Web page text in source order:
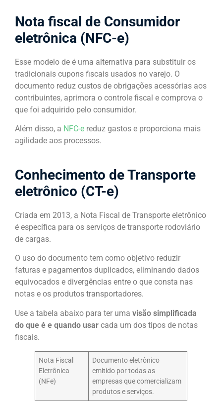
Nota fiscal de Consumidor
eletrônica (NFC-e)
Esse modelo de é uma alternativa para substituir os
tradicionais cupons fiscais usados no varejo. O
documento reduz custos de obrigações acessórias aos
contribuintes, aprimora o controle fiscal e comprova o
que foi adquirido pelo consumidor.
Além disso, a NFC-e reduz gastos e proporciona mais
agilidade aos processos.
Conhecimento de Transporte
eletrônico (CT-e)
Criada em 2013, a Nota Fiscal de Transporte eletrônico
é específica para os serviços de transporte rodoviário
de cargas.
O uso do documento tem como objetivo reduzir
faturas e pagamentos duplicados, eliminando dados
equivocados e divergências entre o que consta nas
notas e os produtos transportadores.
Use a tabela abaixo para ter uma visão simplificada
do que é e quando usar cada um dos tipos de notas
fiscais.
Nota Fiscal
Eletrônica
(NFe)
Documento eletrônico
emitido por todas as
empresas que comercializam
produtos e serviços.